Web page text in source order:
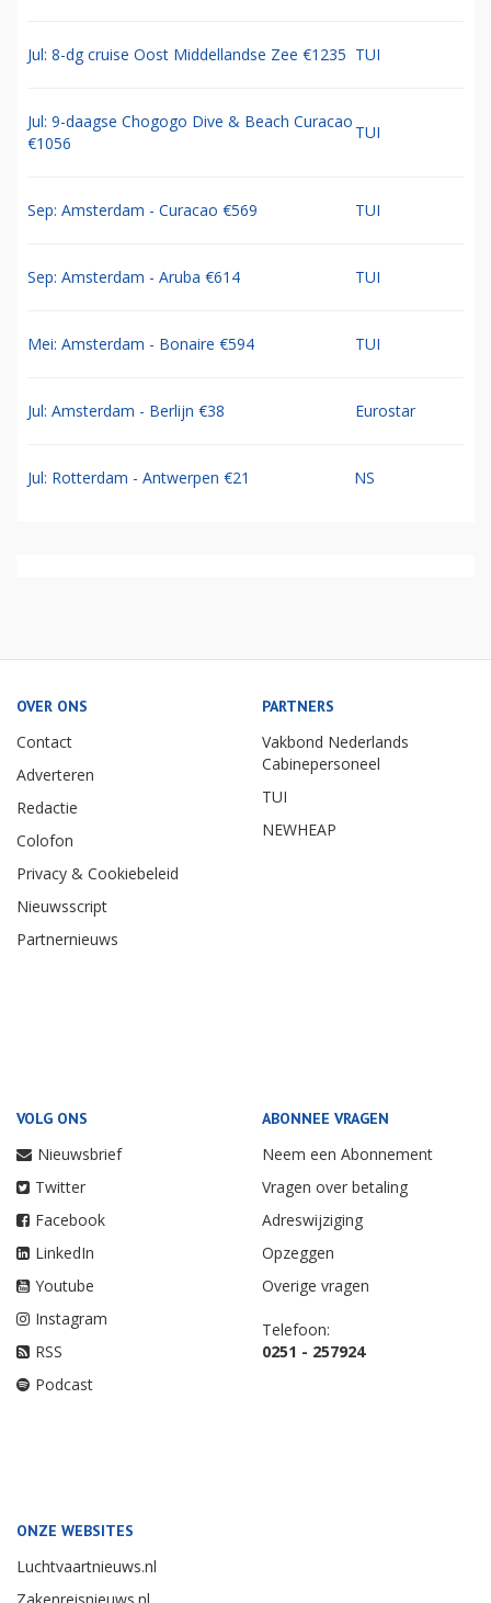
Jul: 8-dg cruise Oost Middellandse Zee €1235 TUI
Jul: 9-daagse Chogogo Dive & Beach Curacao
€1056
TUI
Sep: Amsterdam - Curacao €569 TUI
Sep: Amsterdam - Aruba €614 TUI
Mei: Amsterdam - Bonaire €594 TUI
Jul: Amsterdam - Berlijn €38 Eurostar
Jul: Rotterdam - Antwerpen €21 NS
OVER ONS
Contact
Adverteren
Redactie
Colofon
Privacy & Cookiebeleid
Nieuwsscript
Partnernieuws
PARTNERS
Vakbond Nederlands
Cabinepersoneel
TUI
NEWHEAP
VOLG ONS
Nieuwsbrief
Twitter
Facebook
LinkedIn
Youtube
Instagram
RSS
Podcast
ABONNEE VRAGEN
Neem een Abonnement
Vragen over betaling
Adreswijziging
Opzeggen
Overige vragen
Telefoon:
0251 - 257924
ONZE WEBSITES
Luchtvaartnieuws.nl